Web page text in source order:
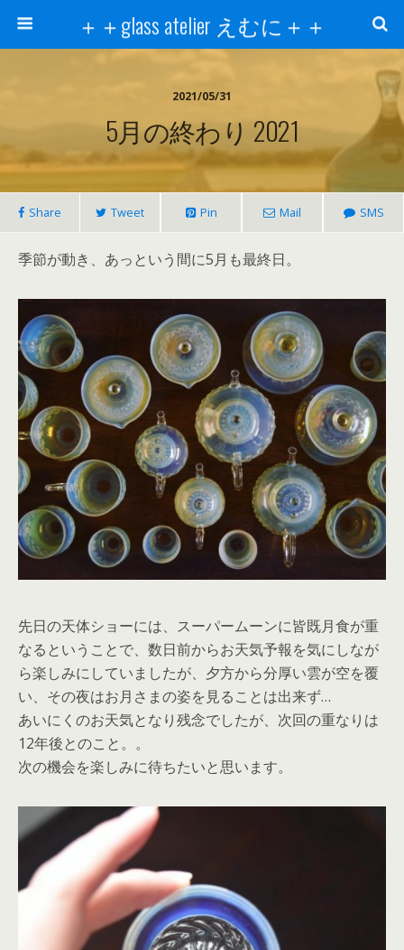
＋＋glass atelier えむに＋＋
2021/05/31
5月の終わり 2021
Share Tweet Pin Mail SMS
季節が動き、あっという間に5月も最終日。
先日の天体ショーには、スーパームーンに皆既月食が重
なるということで、数日前からお天気予報を気にしなが
ら楽しみにしていましたが、夕方から分厚い雲が空を覆
い、その夜はお月さまの姿を見ることは出来ず…
あいにくのお天気となり残念でしたが、次回の重なりは
12年後とのこと。。
次の機会を楽しみに待ちたいと思います。